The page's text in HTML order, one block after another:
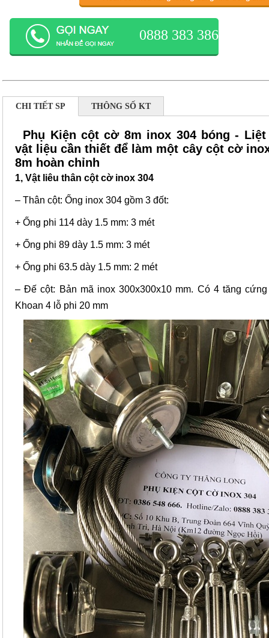
0888 383 386
CHI TIẾT SP THÔNG SỐ KT
Phụ Kiện cột cờ 8m inox 304 bóng -
vật liệu cần thiết để làm một cây cột cờ
8m hoàn chỉnh
1, Vật liêu thân cột cờ inox 304
– Thân cột: Ống inox 304 gồm 3 đốt:
+ Ống phi 114 dày 1.5 mm: 3 mét
+ Ống phi 89 dày 1.5 mm: 3 mét
+ Ống phi 63.5 dày 1.5 mm: 2 mét
– Đế cột: Bản mã inox 300x300x10 mm. Có 4 tăng
Khoan 4 lỗ phi 20 mm